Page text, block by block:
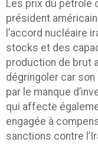
Les prix du pétrole
président
l’accord nucléaire
stocks et des
production de brut
dégringoler car
par le manque
qui affecte
engagée à
sanctions contre